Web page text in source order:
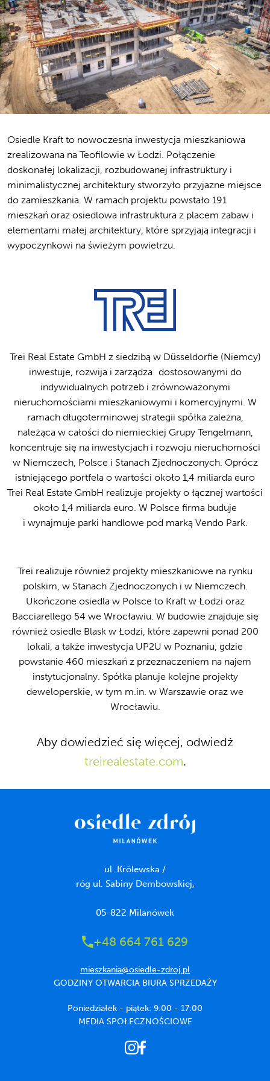
Osiedle Kraft to nowoczesna inwestycja mieszkaniowa
zrealizowana na Teofilowie w Łodzi. Połączenie
doskonałej lokalizacji, rozbudowanej infrastruktury i
minimalistycznej architektury stworzyło przyjazne miejsce
do zamieszkania. W ramach projektu powstało 191
mieszkań oraz osiedlowa infrastruktura z placem zabaw i
elementami małej architektury, które sprzyjają integracji i
wypoczynkowi na świeżym powietrzu.
Trei Real Estate GmbH z siedzibą w Düsseldorfie (Niemcy)
inwestuje, rozwija i zarządza dostosowanymi do
indywidualnych potrzeb i zrównoważonymi
nieruchomościami mieszkaniowymi i komercyjnymi. W
ramach długoterminowej strategii spółka zależna,
należąca w całości do niemieckiej Grupy Tengelmann,
koncentruje się na inwestycjach i rozwoju nieruchomości
w Niemczech, Polsce i Stanach Zjednoczonych. Oprócz
istniejącego portfela o wartości około 1,4 miliarda euro
Trei Real Estate GmbH realizuje projekty o łącznej wartości
około 1,4 miliarda euro. W Polsce firma buduje
i wynajmuje parki handlowe pod marką Vendo Park.
Trei realizuje również projekty mieszkaniowe na rynku
polskim, w Stanach Zjednoczonych i w Niemczech.
Ukończone osiedla w Polsce to Kraft w Łodzi oraz
Bacciarellego 54 we Wrocławiu. W budowie znajduje się
również osiedle Blask w Łodzi, które zapewni ponad 200
lokali, a także inwestycja UP2U w Poznaniu, gdzie
powstanie 460 mieszkań z przeznaczeniem na najem
instytucjonalny. Spółka planuje kolejne projekty
deweloperskie, w tym m.in. w Warszawie oraz we
Wrocławiu.
Aby dowiedzieć się więcej, odwiedź
treirealestate.com.
ul. Królewska /
róg ul. Sabiny Dembowskiej,
05-822 Milanówek
+48 664 761 629
mieszkania@osiedle-zdroj.pl
GODZINY OTWARCIA BIURA SPRZEDAŻY
Poniedziałek - piątek: 9:00 - 17:00
MEDIA SPOŁECZNOŚCIOWE